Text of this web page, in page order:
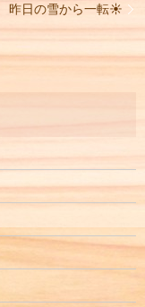
昨日の雪から一転☀️